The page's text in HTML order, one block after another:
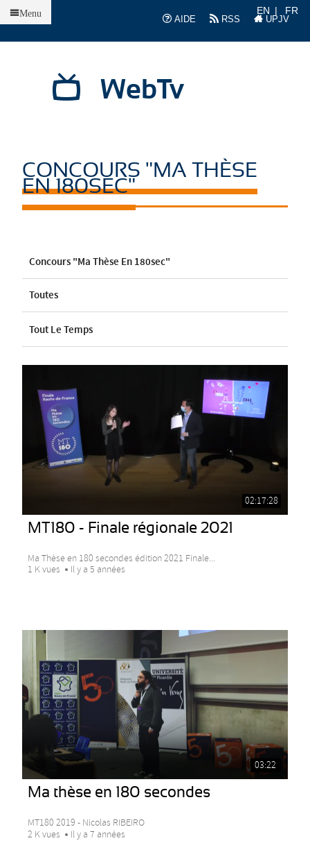
AIDE
RSS UPJV
EN FR
WebTv
Menu
CONCOURS "MA THÈSE
EN 180SEC"
Concours "Ma Thèse En 180sec"
Toutes
Tout Le Temps
02:17:28
MT180 - Finale régionale 2021
Ma Thèse en 180 secondes édition 2021 Finale...
1 K vues
Il y a 5 années
03:22
Ma thèse en 180 secondes
MT180 2019 - Nicolas RIBEIRO
2 K vues
Il y a 7 années